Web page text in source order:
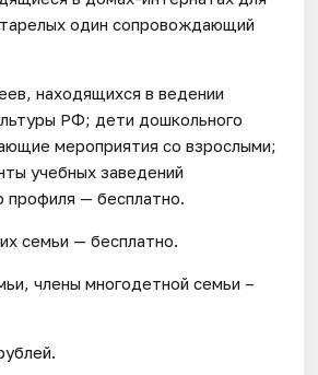
один сопровождающий
находящихся в ведении
РФ; дети дошкольного
мероприятия со взрослыми;
учебных заведений
профиля — бесплатно.
семьи — бесплатно.
члены многодетной семьи –